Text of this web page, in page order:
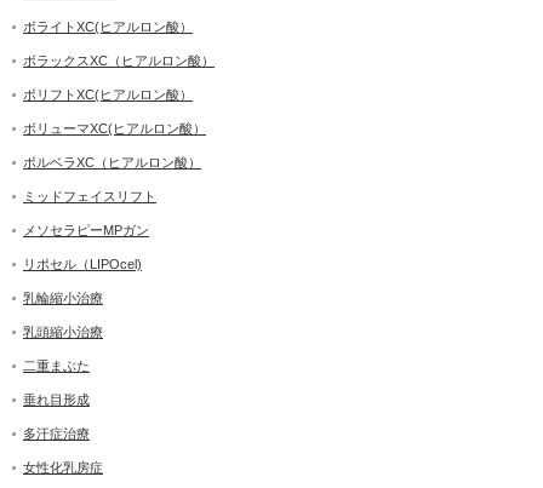
ボライトXC(ヒアルロン酸）
ボラックスXC（ヒアルロン酸）
ボリフトXC(ヒアルロン酸）
ボリューマXC(ヒアルロン酸）
ボルベラXC（ヒアルロン酸）
ミッドフェイスリフト
メソセラピーMPガン
リポセル（LIPOcel)
乳輪縮小治療
乳頭縮小治療
二重まぶた
垂れ目形成
多汗症治療
女性化乳房症